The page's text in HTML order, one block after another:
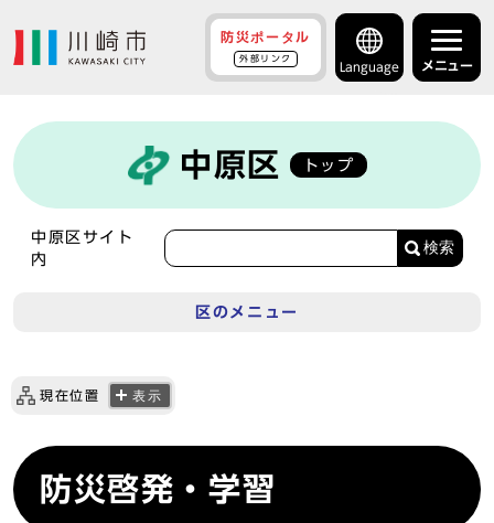
防災ポータル
外部リンク
Language メニュー
中原区 トップ
中原区サイト
内
検索
区のメニュー
現在位置 表示
防災啓発・学習